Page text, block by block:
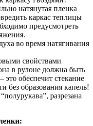
натянутая пленка
каркас теплицы
предусмотреть
во время натягивания
свойствами
в рулоне должна быть
обеспечит стекание
без образования капель!
разрезана